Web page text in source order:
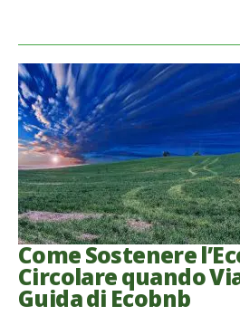
Come Sostenere
Circolare quando
Guida di Ecobnb